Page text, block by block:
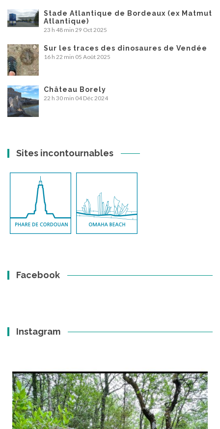
Stade Atlantique de Bordeaux (ex Matmut
Atlantique)
23 h 48 min 29 Oct 2025
Sur les traces des dinosaures de Vendée
16 h 22 min 05 Août 2025
Château Borely
22 h 30 min 04 Déc 2024
Sites incontournables
Facebook
Instagram